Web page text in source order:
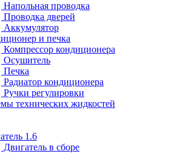
Напольная проводка
Проводка дверей
Аккумулятор
и печка
Компрессор кондиционера
Осушитель
Печка
Радиатор кондиционера
Ручки регулировки
технических жидкостей
1.6
Двигатель в сборе